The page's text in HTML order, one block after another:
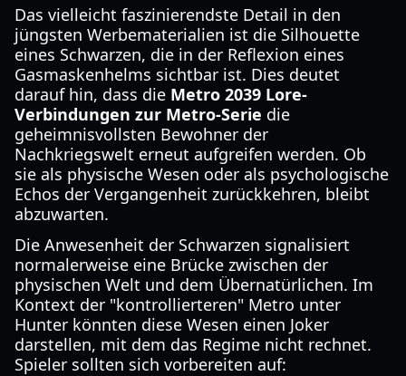
Das vielleicht faszinierendste Detail in den
jüngsten Werbematerialien ist die Silhouette
eines Schwarzen, die in der Reflexion eines
Gasmaskenhelms sichtbar ist. Dies deutet
darauf hin, dass die Metro 2039 Lore-
Verbindungen zur Metro-Serie die
geheimnisvollsten Bewohner der
Nachkriegswelt erneut aufgreifen werden. Ob
sie als physische Wesen oder als psychologische
Echos der Vergangenheit zurückkehren, bleibt
abzuwarten.
Die Anwesenheit der Schwarzen signalisiert
normalerweise eine Brücke zwischen der
physischen Welt und dem Übernatürlichen. Im
Kontext der "kontrollierteren" Metro unter
Hunter könnten diese Wesen einen Joker
darstellen, mit dem das Regime nicht rechnet.
Spieler sollten sich vorbereiten auf: